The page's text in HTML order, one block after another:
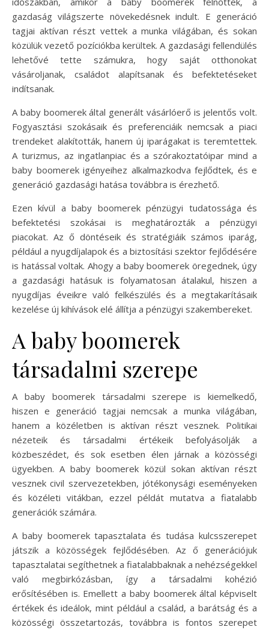
gazdaság világszerte növekedésnek indult. E generáció
tagjai aktívan részt vettek a munka világában, és sokan
közülük vezető pozíciókba kerültek. A gazdasági fellendülés
lehetővé tette számukra, hogy saját otthonokat
vásároljanak, családot alapítsanak és befektetéseket
indítsanak.
A baby boomerek által generált vásárlóerő is jelentős volt.
Fogyasztási szokásaik és preferenciáik nemcsak a piaci
trendeket alakították, hanem új iparágakat is teremtettek.
A turizmus, az ingatlanpiac és a szórakoztatóipar mind a
baby boomerek igényeihez alkalmazkodva fejlődtek, és e
generáció gazdasági hatása továbbra is érezhető.
Ezen kívül a baby boomerek pénzügyi tudatossága és
befektetési szokásai is meghatározták a pénzügyi
piacokat. Az ő döntéseik és stratégiáik számos iparág,
például a nyugdíjalapok és a biztosítási szektor fejlődésére
is hatással voltak. Ahogy a baby boomerek öregednek, úgy
a gazdasági hatásuk is folyamatosan átalakul, hiszen a
nyugdíjas éveikre való felkészülés és a megtakarításaik
kezelése új kihívások elé állítja a pénzügyi szakembereket.
A baby boomerek
társadalmi szerepe
A baby boomerek társadalmi szerepe is kiemelkedő,
hiszen e generáció tagjai nemcsak a munka világában,
hanem a közéletben is aktívan részt vesznek. Politikai
nézeteik és társadalmi értékeik befolyásolják a
közbeszédet, és sok esetben élen járnak a közösségi
ügyekben. A baby boomerek közül sokan aktívan részt
vesznek civil szervezetekben, jótékonysági eseményeken
és közéleti vitákban, ezzel példát mutatva a fiatalabb
generációk számára.
A baby boomerek tapasztalata és tudása kulcsszerepet
játszik a közösségek fejlődésében. Az ő generációjuk
tapasztalatai segíthetnek a fiatalabbaknak a nehézségekkel
való megbirkózásban, így a társadalmi kohézió
erősítésében is. Emellett a baby boomerek által képviselt
értékek és ideálok, mint például a család, a barátság és a
közösségi összetartozás, továbbra is fontos szerepet